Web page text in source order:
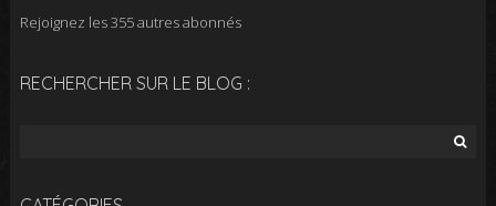
Rejoignez les 355 autres abonnés
RECHERCHER SUR LE BLOG :